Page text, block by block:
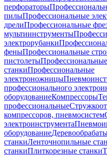
перфораторы
пилыПрофессиональные
дрелиПрофессиональные
мультиинструменты
электрорубанки
феныПрофессиональные
пистолеты
станкиПрофессиональные
электроножницы
профессионального
оборудованиеКомпрессоры
профессиональные
компрессоров, пневмосистем
электроинструмента
оборудование
станкиЛенточнопильные
станкиПлиткорезные станки